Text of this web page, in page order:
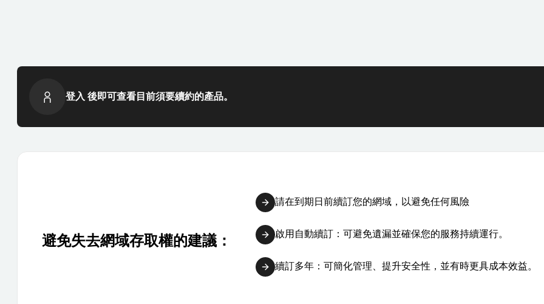
登入 後即可查看目前須要續約的產品。
避免失去網域存取權的建議：
請在到期日前續訂您的網域，以避免任何風險
啟用自動續訂：可避免遺漏並確保您的服務持續運行。
續訂多年：可簡化管理、提升安全性，並有時更具成本效益。